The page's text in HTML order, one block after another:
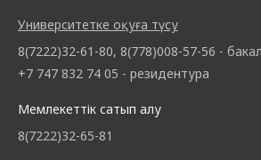
Университетке оқуға түсу
8(7222)32-61-80, 8(778)008-57-56 -
+7 747 832 74 05 - резидентура
Мемлекеттік сатып алу
8(7222)32-65-81